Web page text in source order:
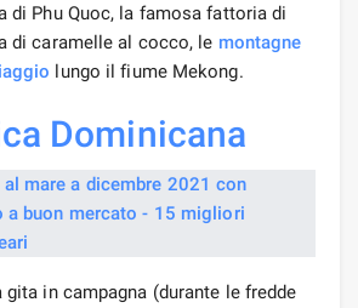
Phu Quoc, la famosa fattoria di
di caramelle al cocco, le montagne
lungo il fiume Mekong.
Dominicana
gita in campagna (durante le fredde